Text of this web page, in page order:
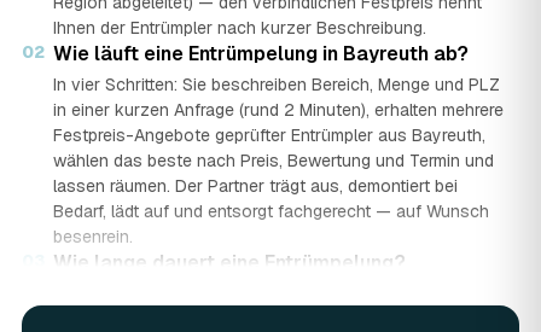
Ihnen der Entrümpler nach kurzer Beschreibung.
02 Wie läuft eine Entrümpelung in Bayreuth ab?
In vier Schritten: Sie beschreiben Bereich, Menge und PLZ
in einer kurzen Anfrage (rund 2 Minuten), erhalten mehrere
Festpreis-Angebote geprüfter Entrümpler aus Bayreuth,
wählen das beste nach Preis, Bewertung und Termin und
lassen räumen. Der Partner trägt aus, demontiert bei
Bedarf, lädt auf und entsorgt fachgerecht — auf Wunsch
besenrein.
Wie lange dauert eine Entrümpelung?